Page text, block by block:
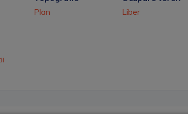
Plan
Liber